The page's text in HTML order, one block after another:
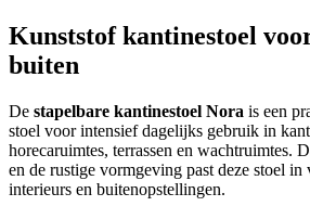
Kunststof kantinestoel
buiten
De stapelbare kantinestoel Nora is een
stoel voor intensief dagelijks gebruik in
horecaruimtes, terrassen en wachtruimtes.
en de rustige vormgeving past deze stoel in
interieurs en buitenopstellingen.